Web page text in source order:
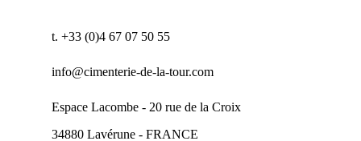
t. +33 (0)4 67 07 50 55
info@cimenterie-de-la-tour.com
Espace Lacombe - 20 rue de la Croix
34880 Lavérune - FRANCE